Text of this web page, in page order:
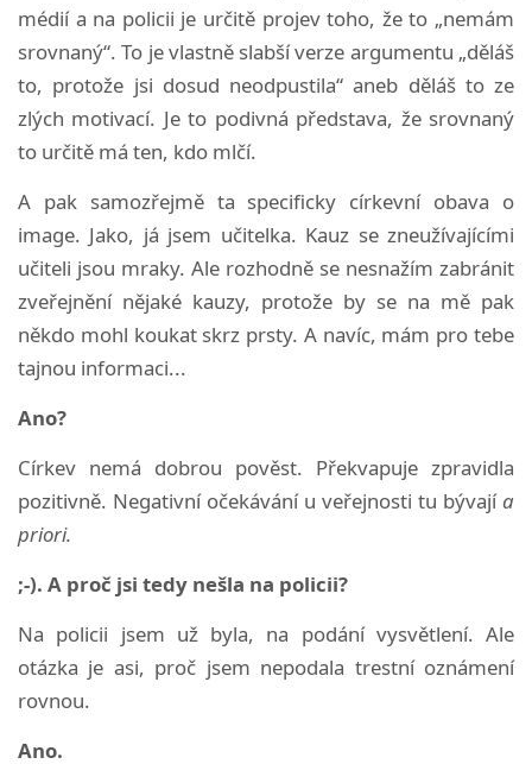
médií a na policii je určitě projev toho, že to „nemám
srovnaný“. To je vlastně slabší verze argumentu „děláš
to, protože jsi dosud neodpustila“ aneb děláš to ze
zlých motivací. Je to podivná představa, že srovnaný
to určitě má ten, kdo mlčí.
A pak samozřejmě ta specificky církevní obava o
image. Jako, já jsem učitelka. Kauz se zneužívajícími
učiteli jsou mraky. Ale rozhodně se nesnažím zabránit
zveřejnění nějaké kauzy, protože by se na mě pak
někdo mohl koukat skrz prsty. A navíc, mám pro tebe
tajnou informaci...
Ano?
Církev nemá dobrou pověst. Překvapuje zpravidla
pozitivně. Negativní očekávání u veřejnosti tu bývajía
priori.
;-). A proč jsi tedy nešla na policii?
Na policii jsem už byla, na podání vysvětlení. Ale
otázka je asi, proč jsem nepodala trestní oznámení
rovnou.
Ano.